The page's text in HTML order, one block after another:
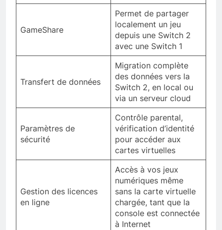
GameShare
Permet de partager
localement un jeu
depuis une Switch 2
avec une Switch 1
Transfert de données
Migration complète
des données vers la
Switch 2, en local ou
via un serveur cloud
Paramètres de
sécurité
Contrôle parental,
vérification d’identité
pour accéder aux
cartes virtuelles
Gestion des licences
en ligne
Accès à vos jeux
numériques même
sans la carte virtuelle
chargée, tant que la
console est connectée
à Internet